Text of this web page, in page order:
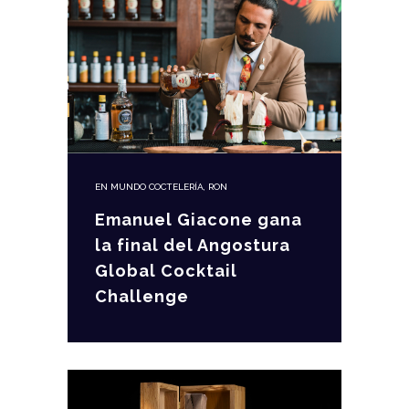
EN MUNDO COCTELERÍA RON
Emanuel Giacone gana
la final del Angostura
Global Cocktail
Challenge